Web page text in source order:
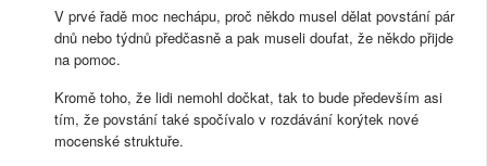
V prvé řadě moc nechápu, proč někdo musel dělat povstání pár
dnů nebo týdnů předčasně a pak museli doufat, že někdo přijde
na pomoc.
Kromě toho, že lidi nemohl dočkat, tak to bude především asi
tím, že povstání také spočívalo v rozdávání korýtek nové
mocenské struktuře.